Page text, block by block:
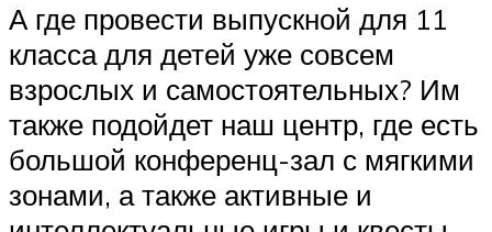
А где провести выпускной для 11
класса для детей уже совсем
взрослых и самостоятельных? Им
также подойдет наш центр, где есть
большой конференц-зал с мягкими
зонами, а также активные и